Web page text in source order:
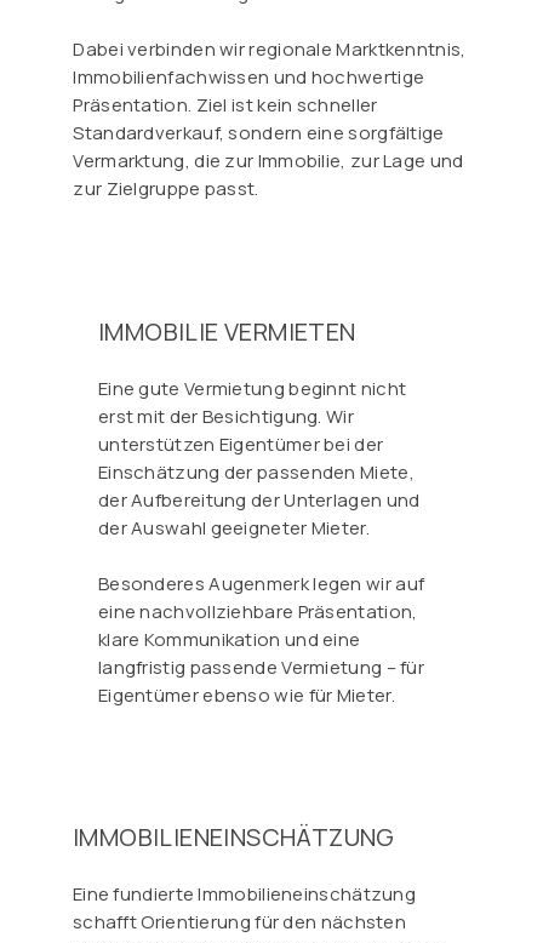
Dabei verbinden wir regionale Marktkenntnis,
Immobilienfachwissen und hochwertige
Präsentation. Ziel ist kein schneller
Standardverkauf, sondern eine sorgfältige
Vermarktung, die zur Immobilie, zur Lage und
zur Zielgruppe passt.
IMMOBILIE VERMIETEN
Eine gute Vermietung beginnt nicht
erst mit der Besichtigung. Wir
unterstützen Eigentümer bei der
Einschätzung der passenden Miete,
der Aufbereitung der Unterlagen und
der Auswahl geeigneter Mieter.
Besonderes Augenmerk legen wir auf
eine nachvollziehbare Präsentation,
klare Kommunikation und eine
langfristig passende Vermietung – für
Eigentümer ebenso wie für Mieter.
IMMOBILIENEINSCHÄTZUNG
Eine fundierte Immobilieneinschätzung
schafft Orientierung für den nächsten